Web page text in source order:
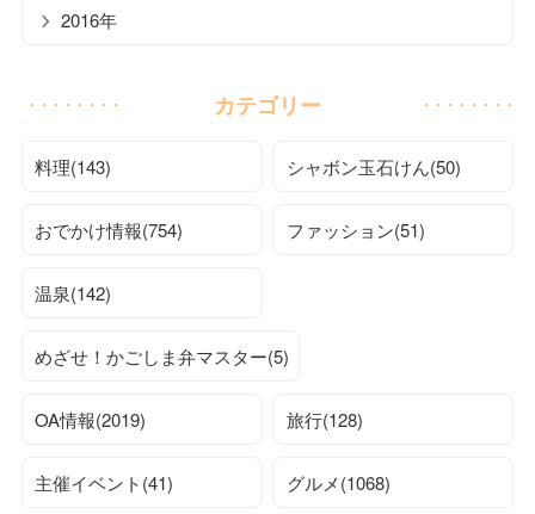
2016年
カテゴリー
料理(143) シャボン玉石けん(50)
おでかけ情報(754) ファッション(51)
温泉(142)
めざせ！かごしま弁マスター(5)
OA情報(2019) 旅行(128)
主催イベント(41) グルメ(1068)